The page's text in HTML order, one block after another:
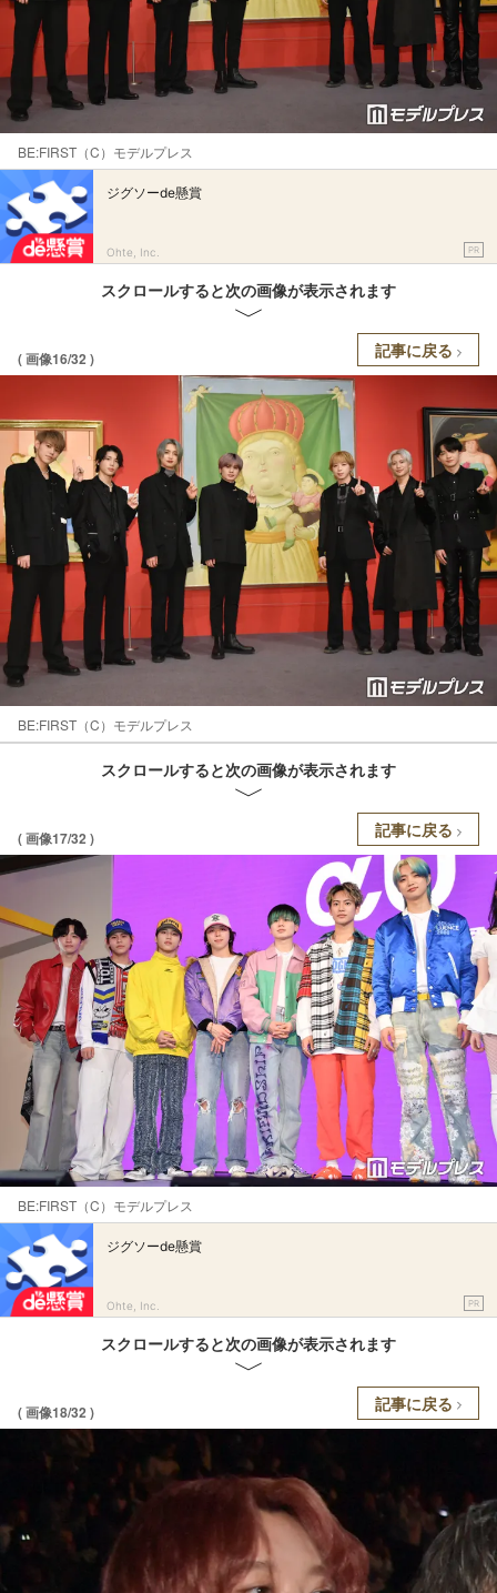
BE:FIRST（C）モデルプレス
ジグソーde懸賞
Ohte, Inc. PR
スクロールすると次の画像が表示されます
( 画像16/32 ) 記事に戻る
BE:FIRST（C）モデルプレス
スクロールすると次の画像が表示されます
( 画像17/32 ) 記事に戻る
BE:FIRST（C）モデルプレス
ジグソーde懸賞
Ohte, Inc. PR
スクロールすると次の画像が表示されます
( 画像18/32 ) 記事に戻る